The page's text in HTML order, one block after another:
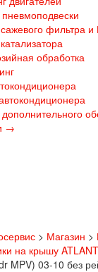
пневмоподвески
фильтра и
обработка
дополнительного
→
> Магазин >
на крышу ATLANT
MPV) 03-10 без